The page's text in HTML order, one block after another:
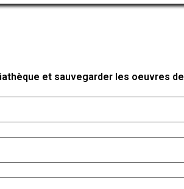
et sauvegarder les oeuvres